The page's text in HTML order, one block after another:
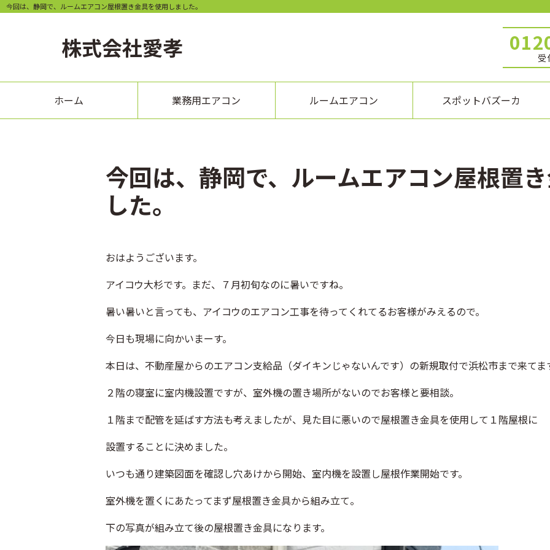
今回は、静岡で、ルームエアコン屋根置き金具を使用しました。
株式会社愛孝 受
ホーム 業務用エアコン ルームエアコン スポットバズーカ
今回は、静岡で、ルームエアコン屋根置
した。
おはようございます。
アイコウ大杉です。まだ、７月初旬なのに暑いですね。
暑い暑いと言っても、アイコウのエアコン工事を待ってくれてるお客様がみえるので。
今日も現場に向かいまーす。
本日は、不動産屋からのエアコン支給品（ダイキンじゃないんです）の新規取付で浜松市まで来てま
２階の寝室に室内機設置ですが、室外機の置き場所がないのでお客様と要相談。
１階まで配管を延ばす方法も考えましたが、見た目に悪いので屋根置き金具を使用して１階屋根に
設置することに決めました。
いつも通り建築図面を確認し穴あけから開始、室内機を設置し屋根作業開始です。
室外機を置くにあたってまず屋根置き金具から組み立て。
下の写真が組み立て後の屋根置き金具になります。